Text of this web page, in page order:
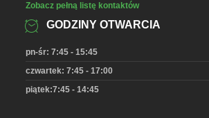
Zobacz pełną listę kontaktów
GODZINY OTWARCIA
pn-śr: 7:45 - 15:45
czwartek: 7:45 - 17:00
piątek:7:45 - 14:45